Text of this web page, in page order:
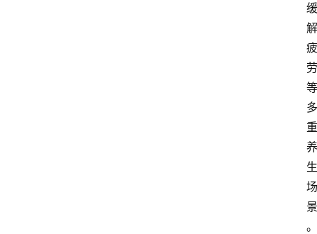
缓
解
疲
劳
等
多
重
养
生
场
景
。